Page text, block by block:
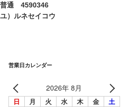
普通 4590346
ユ）ルネセイコウ
営業日カレンダー
2026年 8月
日 月 火 水 木 金 土